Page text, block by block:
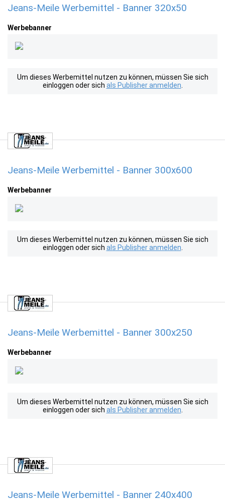
Jeans-Meile Werbemittel - Banner 320x50
Werbebanner
Um dieses Werbemittel nutzen zu können, müssen Sie sich
einloggen oder sich als Publisher anmelden
Jeans-Meile Werbemittel - Banner 300x600
Werbebanner
Um dieses Werbemittel nutzen zu können, müssen Sie sich
einloggen oder sich als Publisher anmelden
Jeans-Meile Werbemittel - Banner 300x250
Werbebanner
Um dieses Werbemittel nutzen zu können, müssen Sie sich
einloggen oder sich als Publisher anmelden
Jeans-Meile Werbemittel - Banner 240x400